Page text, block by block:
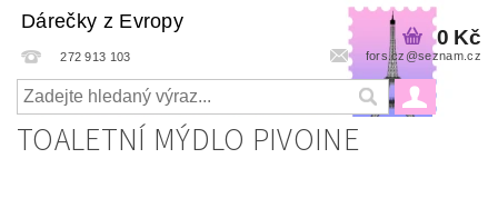
Dárečky z Evropy
272 913 103 fors.cz@seznam.cz
0 Kč
TOALETNÍ MÝDLO PIVOINE